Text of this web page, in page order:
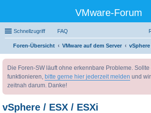
VMware-Forum
Schnellzugriff FAQ
Foren-Übersicht VMware auf dem Server
vSphere
Die Foren-SW läuft ohne erkennbare Probleme.
funktionieren, bitte gerne hier jederzeit melden und
zeitnah darum. Danke!
vSphere / ESX / ESXi